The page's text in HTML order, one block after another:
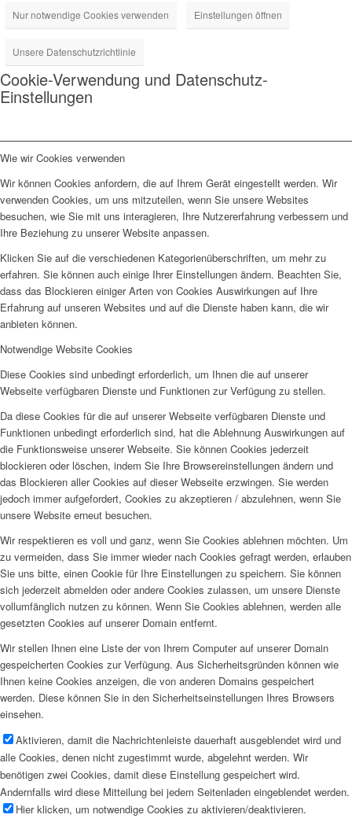
Nur notwendige Cookies verwenden Einstellungen öffnen
Unsere Datenschutzrichtlinie
Cookie-Verwendung und Datenschutz-
Einstellungen
Wie wir Cookies verwenden
Wir können Cookies anfordern, die auf Ihrem Gerät eingestellt werden. Wir
verwenden Cookies, um uns mitzuteilen, wenn Sie unsere Websites
besuchen, wie Sie mit uns interagieren, Ihre Nutzererfahrung verbessern und
Ihre Beziehung zu unserer Website anpassen.
Klicken Sie auf die verschiedenen Kategorienüberschriften, um mehr zu
erfahren. Sie können auch einige Ihrer Einstellungen ändern. Beachten Sie,
dass das Blockieren einiger Arten von Cookies Auswirkungen auf Ihre
Erfahrung auf unseren Websites und auf die Dienste haben kann, die wir
anbieten können.
Notwendige Website Cookies
Diese Cookies sind unbedingt erforderlich, um Ihnen die auf unserer
Webseite verfügbaren Dienste und Funktionen zur Verfügung zu stellen.
Da diese Cookies für die auf unserer Webseite verfügbaren Dienste und
Funktionen unbedingt erforderlich sind, hat die Ablehnung Auswirkungen auf
die Funktionsweise unserer Webseite. Sie können Cookies jederzeit
blockieren oder löschen, indem Sie Ihre Browsereinstellungen ändern und
das Blockieren aller Cookies auf dieser Webseite erzwingen. Sie werden
jedoch immer aufgefordert, Cookies zu akzeptieren / abzulehnen, wenn Sie
unsere Website erneut besuchen.
Wir respektieren es voll und ganz, wenn Sie Cookies ablehnen möchten. Um
zu vermeiden, dass Sie immer wieder nach Cookies gefragt werden, erlauben
Sie uns bitte, einen Cookie für Ihre Einstellungen zu speichern. Sie können
sich jederzeit abmelden oder andere Cookies zulassen, um unsere Dienste
vollumfänglich nutzen zu können. Wenn Sie Cookies ablehnen, werden alle
gesetzten Cookies auf unserer Domain entfernt.
Wir stellen Ihnen eine Liste der von Ihrem Computer auf unserer Domain
gespeicherten Cookies zur Verfügung. Aus Sicherheitsgründen können wie
Ihnen keine Cookies anzeigen, die von anderen Domains gespeichert
werden. Diese können Sie in den Sicherheitseinstellungen Ihres Browsers
einsehen.
Aktivieren, damit die Nachrichtenleiste dauerhaft ausgeblendet wird und
alle Cookies, denen nicht zugestimmt wurde, abgelehnt werden. Wir
benötigen zwei Cookies, damit diese Einstellung gespeichert wird.
Andernfalls wird diese Mitteilung bei jedem Seitenladen eingeblendet werden.
Hier klicken, um notwendige Cookies zu aktivieren/deaktivieren.